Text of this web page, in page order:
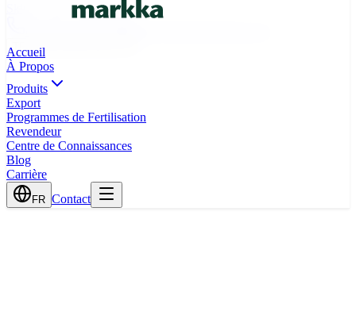
Skip to main content
EN
Accueil
À Propos
Produits
Export
Programmes de Fertilisation
Revendeur
Centre de Connaissances
Blog
Carrière
FR Contact